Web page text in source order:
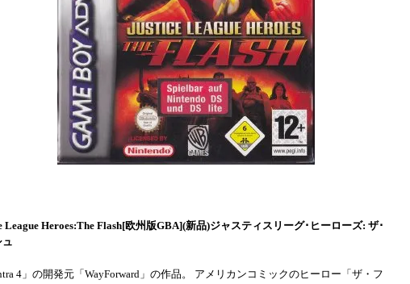
League Heroes:The Flash[欧州版GBA](新品)ジャスティスリーグ･ヒーローズ: ザ･
ュ
4」の開発元「WayForward」の作品。 アメリカンコミックのヒーロー「ザ・フ